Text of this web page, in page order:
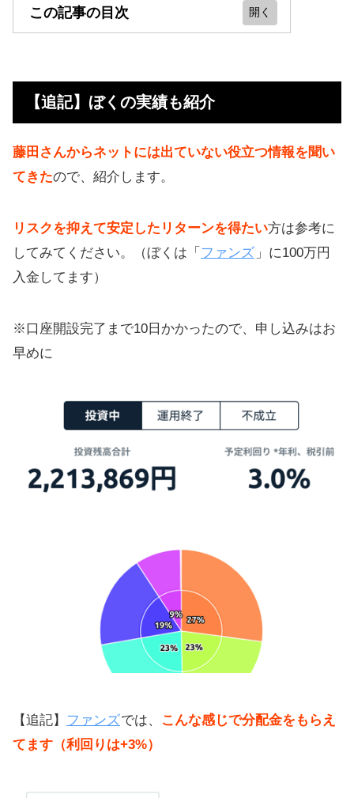
この記事の目次
いるか？
人員増強し、土曜日も審査対応をし
ている
い
ソーシャルレンディングの1/10,000
の資金でOK
ってほしい
今後はどのような企業に組成しても
らうか？
投資枠が埋まった場合の追加募集も
反省点を生かし、今後はもっと早く
に情報を出す
いつでも投資できる体制を整える予
クイック入金（即時反映）の実装予
定はあるか？
【追記】ぼくの実績も紹介
藤田さんからネットには出ていない役立つ情報を聞い
てきたので、紹介します。
リスクを抑えて安定したリターンを得たい方は参考に
してみてください。（ぼくは「 ファンズ 」に100万円
入金してます）
※口座開設完了まで10日かかったので、申し込みはお
早めに
【追記】 ファンズでは、
こんな感じで分配金をもらえ
てます（利回りは+3%）